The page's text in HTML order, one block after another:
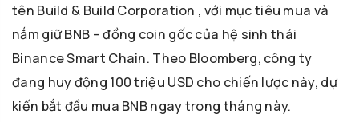
tên Build & Build Corporation , với mục tiêu mua và
nắm giữ BNB – đồng coin gốc của hệ sinh thái
Binance Smart Chain. Theo Bloomberg, công ty
đang huy động 100 triệu USD cho chiến lược này, dự
kiến bắt đầu mua BNB ngay trong tháng này.